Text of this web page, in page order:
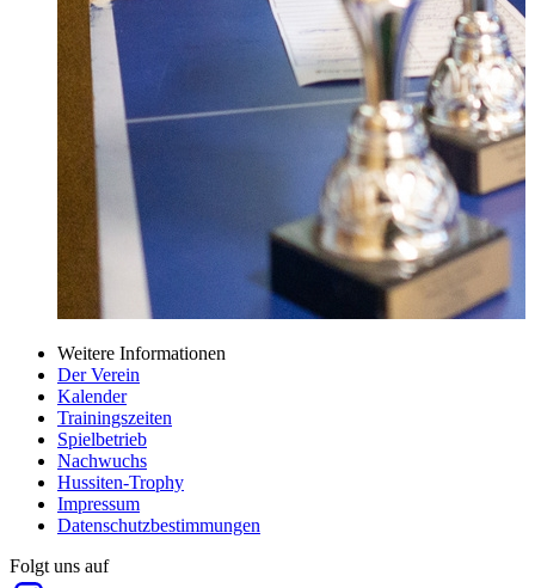
Weitere Informationen
Der Verein
Kalender
Trainingszeiten
Spielbetrieb
Nachwuchs
Hussiten-Trophy
Impressum
Datenschutzbestimmungen
Folgt uns auf